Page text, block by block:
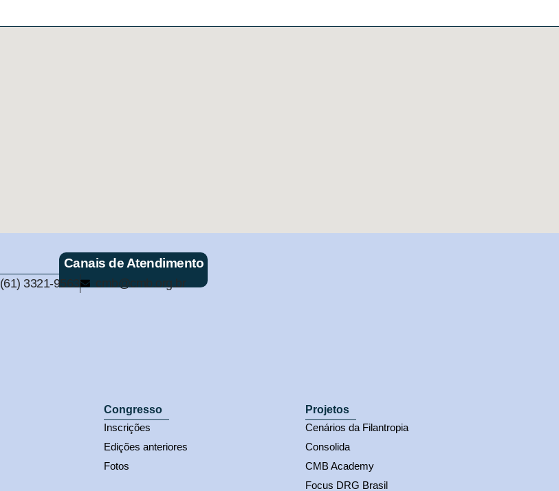
Canais de Atendimento
(61) 3321-9563 cmb@cmb.org.br
Congresso
Inscrições
Edições anteriores
Fotos
Projetos
Cenários da Filantropia
Consolida
CMB Academy
Focus DRG Brasil